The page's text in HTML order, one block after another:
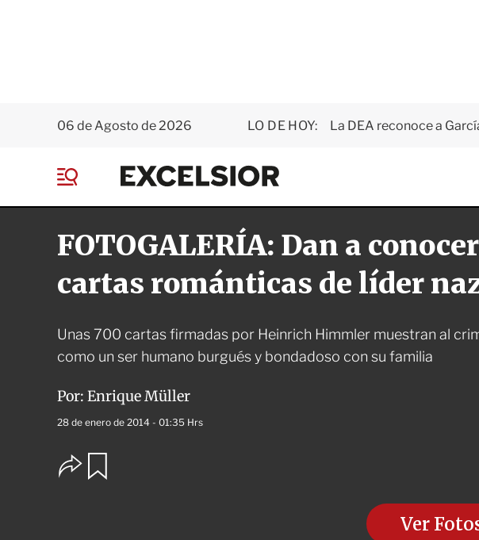
06 de Agosto de 2026 LO DE HOY: La DEA reconoce a
E
x
e
s
r
e
ú
FOTOGALERÍA: Dan a conocer
cartas románticas de líder
Unas 700 cartas firmadas por Heinrich Himmler muestran al
como un ser humano burgués y bondadoso con su familia
Por: Enrique Müller
28 de enero de 2014 - 01:35 Hrs
O
p
Ver